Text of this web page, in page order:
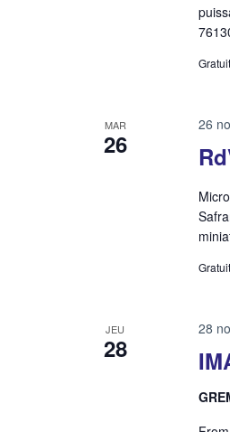
Gratuit
MAR
26
26
Gratuit
JEU
28
28